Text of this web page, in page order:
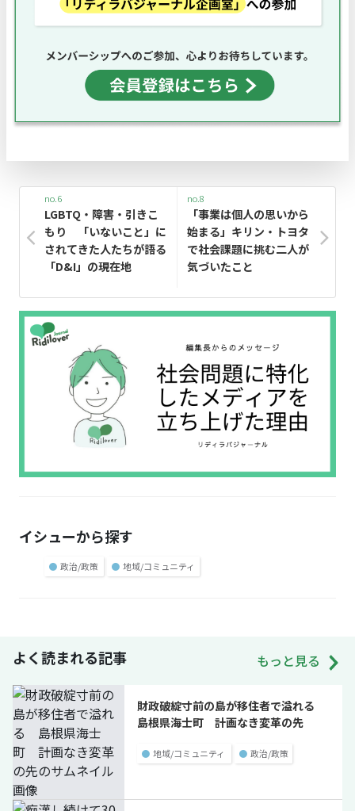
no.6
LGBTQ・障害・引きこ
もり 「いないこと」に
されてきた人たちが語る
「D&I」の現在地
no.8
「事業は個人の思いから
始まる」キリン・トヨタ
で社会課題に挑む二人が
気づいたこと
イシューから探す
● 政治/政策 ● 地域/コミュニティ
よく読まれる記事 もっと見る
財政破綻寸前の島が移住者で溢れる
島根県海士町 計画なき変革の先
● 地域/コミュニティ ● 政治/政策